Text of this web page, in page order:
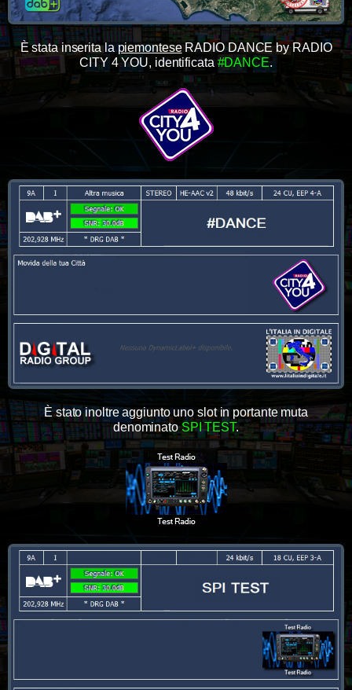
È stata inserita lapiemonteseRADIO DANCE by RADIO
CITY 4 YOU, identificata #DANCE.
È stato inoltre aggiunto uno slot in portante muta
denominatoSPI TEST.